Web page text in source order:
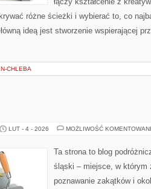
różne ścieżki i wybierać to, co
ideą jest stworzenie wspierającej
CHLEBA
LUT - 4 - 2026 MOŻLIWOŚĆ
Ta strona to blog
śląski – miejsce, w którym
poznawanie zakątków i